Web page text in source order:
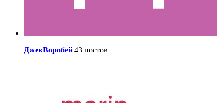
ДжекВоробей 43 постов